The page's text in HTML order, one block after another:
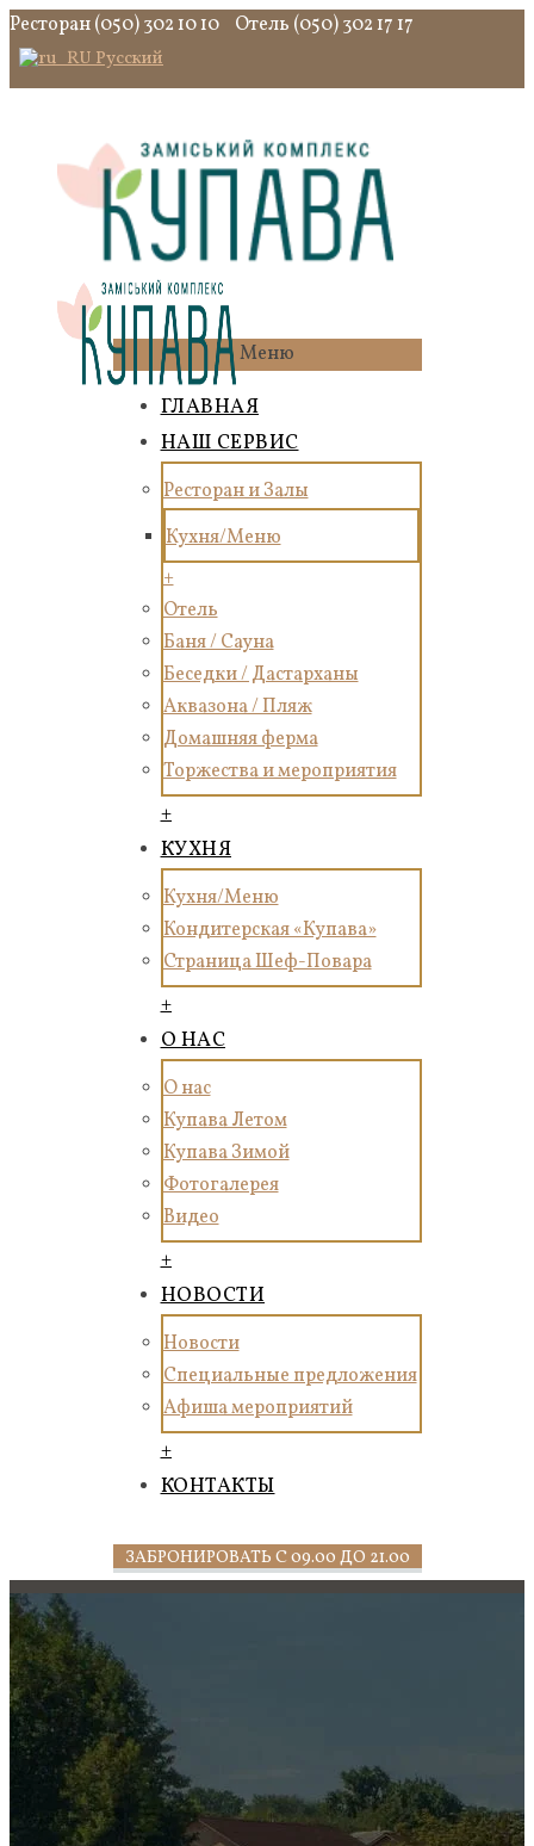
Ресторан (050) 302 10 10 Отель (050) 302 17 17
Русский
Меню
ГЛАВНАЯ
НАШ СЕРВИС
Ресторан и Залы
Кухня/Меню
+
Отель
Баня / Сауна
Беседки / Дастарханы
Аквазона / Пляж
Домашняя ферма
Торжества и мероприятия
+
КУХНЯ
Кухня/Меню
Кондитерская «Купава»
Страница Шеф-Повара
+
О НАС
О нас
Купава Летом
Купава Зимой
Фотогалерея
Видео
+
НОВОСТИ
Новости
Специальные предложения
Афиша мероприятий
+
КОНТАКТЫ
ЗАБРОНИРОВАТЬ С 09.00 ДО 21.00